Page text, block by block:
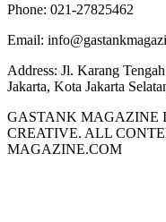
Phone: 021-27825462
Email:
Address: Jl. Karang
Jakarta, Kota Jakarta
GASTANK MAGAZINE
CREATIVE. ALL
MAGAZINE.COM